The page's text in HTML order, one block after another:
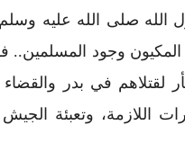
الله صلى الله عليه
المكيون وجود
لقتلاهم في بدر
اللازمة، وتعبئة الجيش